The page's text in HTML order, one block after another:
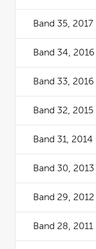
Band 35, 2017
Band 34, 2016
Band 33, 2016
Band 32, 2015
Band 31, 2014
Band 30, 2013
Band 29, 2012
Band 28, 2011